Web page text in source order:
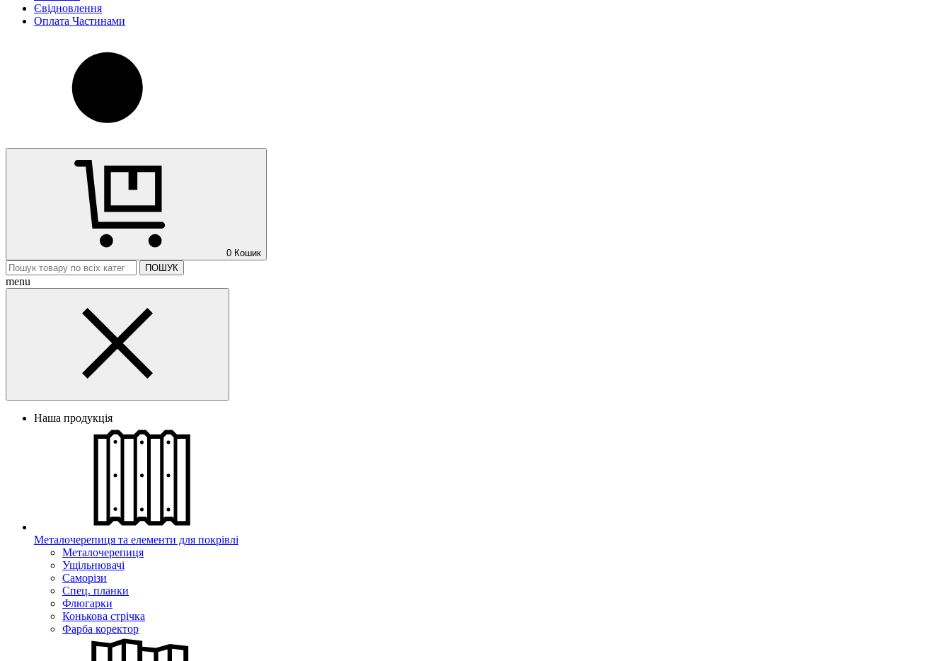
Євідновлення
Оплата Частинами
0 Кошик
ПОШУК
menu
Наша продукція
Металочерепиця та елементи для покрівлі
Металочерепиця
Ущільнювачі
Саморізи
Спец. планки
Флюгарки
Конькова стрічка
Фарба коректор